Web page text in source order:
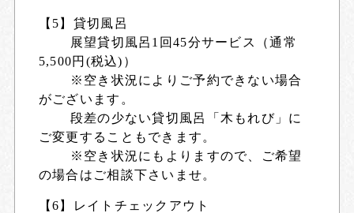
【5】貸切風呂
展望貸切風呂1回45分サービス（通常
5,500円(税込)）
※空き状況によりご予約できない場合
がございます。
段差の少ない貸切風呂「木もれび」に
ご変更することもできます。
※空き状況にもよりますので、ご希望
の場合はご相談下さいませ。
【6】レイトチェックアウト